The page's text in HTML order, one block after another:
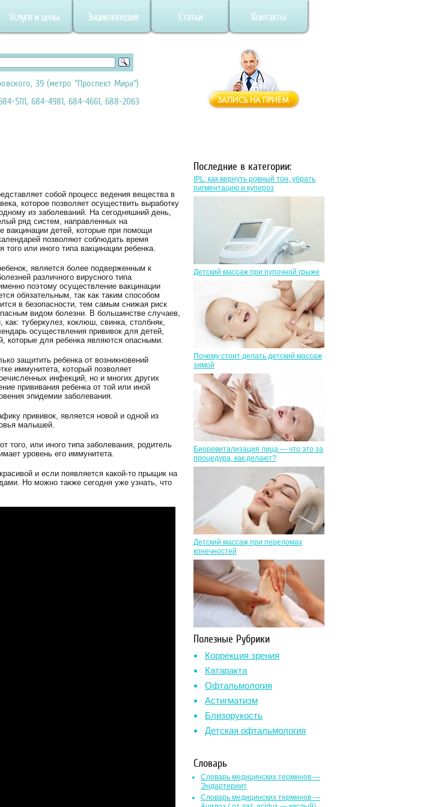
Услуги и цены Энциклопедия Статьи Контакты
39 (метро "Проспект Мира")
5111, 684-4981, 684-4661, 688-2063
собой процесс ведения вещества в
которое позволяет осуществить выработку
из заболеваний. На сегодняшний день,
ряд систем, направленных на
вакцинации детей, которые при помощи
позволяют соблюдать время
того или иного типа вакцинации ребенка.
является более подверженным к
различного вирусного типа
поэтому осуществление вакцинации
обязательным, так как таким способом
в безопасности, тем самым снижая риск
видом болезни. В большинстве случаев,
как: туберкулез, коклюш, свинка, столбняк,
осуществления прививок для детей,
которые для ребенка являются опасными.
защитить ребенка от возникновений
иммунитета, который позволяет
инфекций, но и многих других
прививания ребенка от той или иной
эпидемии заболевания.
прививок, является новой и одной из
малышей.
того, или иного типа заболевания, родитель
уровень его иммунитета.
и если появляется какой-то прыщик на
Но можно также сегодня уже узнать, что
Последние в категории:
IPL: как вернуть ровный тон, убрать
пигментацию и купероз
Детский массаж при пупочной грыже
Почему стоит делать детский массаж
зимой
Биоревитализация лица — что это за
процедура, как делают?
Детский массаж при переломах
конечностей
Полезные Рубрики
Коррекция зрения
Катаракта
Офтальмология
Астигматизм
Близорукость
Детская офтальмология
Словарь
Словарь медицинских терминов —
Эндартериит
Словарь медицинских терминов —